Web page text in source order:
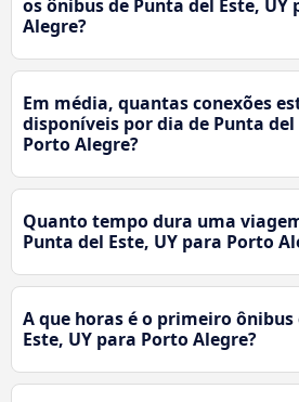
os ônibus de Punta del Este, UY
Alegre?
Em média, quantas conexões
disponíveis por dia de Punta del
Porto Alegre?
Quanto tempo dura uma
Punta del Este, UY para Porto
A que horas é o primeiro ônibus
Este, UY para Porto Alegre?